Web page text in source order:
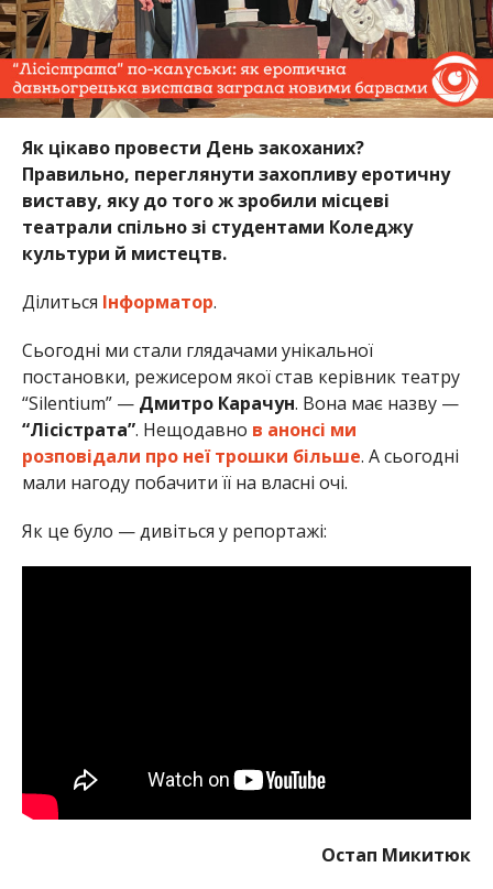
Як цікаво провести День закоханих?
Правильно, переглянути захопливу еротичну
виставу, яку до того ж зробили місцеві
театрали спільно зі студентами Коледжу
культури й мистецтв.
Ділиться Інформатор.
Сьогодні ми стали глядачами унікальної
постановки, режисером якої став керівник театру
“Silentium” — Дмитро Карачун. Вона має назву —
“Лісістрата”. Нещодавно в анонсі ми
розповідали про неї трошки більше. А сьогодні
мали нагоду побачити її на власні очі.
Як це було — дивіться у репортажі:
Остап Микитюк